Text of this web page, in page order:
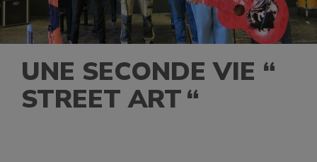
UNE SECONDE VIE “
STREET ART “